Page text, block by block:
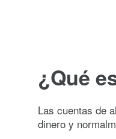
¿Qué
Las cuentas de
dinero y